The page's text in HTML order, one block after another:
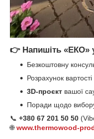
👉 Напишіть «ЕКО»
Безкоштовну
Розрахунок
3D-проєкт вашої
Поради щодо вибору
📞 +380 67 201 50 50
🌐www.thermowood-